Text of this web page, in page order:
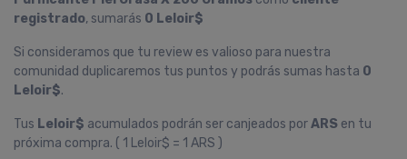
registrado, sumarás 0 Leloir$
Si consideramos que tu review es valioso para nuestra
comunidad duplicaremos tus puntos y podrás sumas hasta 0
Leloir$.
Tus Leloir$ acumulados podrán ser canjeados porARS en tu
próxima compra. ( 1 Leloir$ = 1 ARS )